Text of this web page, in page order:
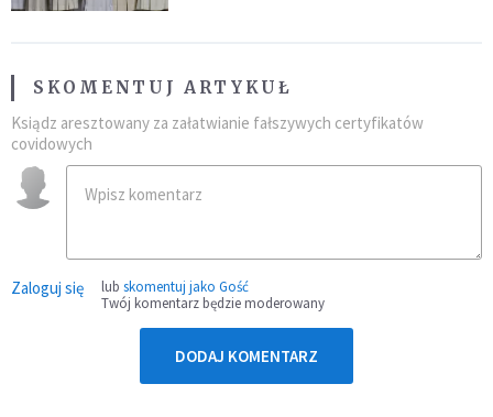
SKOMENTUJ ARTYKUŁ
Ksiądz aresztowany za załatwianie fałszywych certyfikatów
covidowych
Zaloguj się lub skomentuj jako Gość
Twój komentarz będzie moderowany
DODAJ KOMENTARZ